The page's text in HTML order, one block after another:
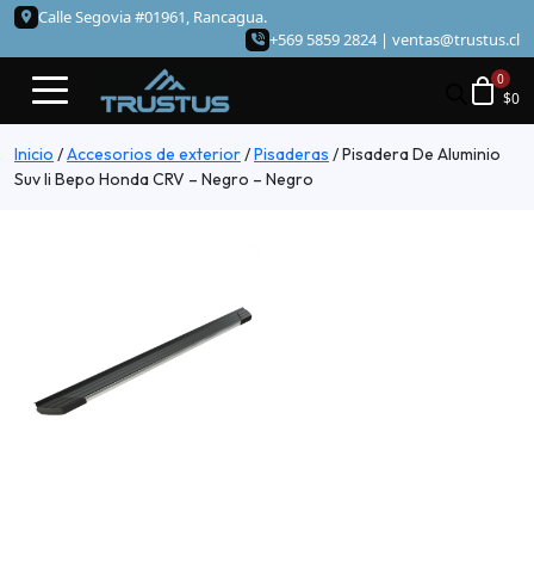
Calle Segovia #01961, Rancagua.
+569 5859 2824 | ventas@trustus.cl
$0
Inicio /Accesorios de exterior/Pisaderas /Pisadera De Aluminio
Suv Ii Bepo Honda CRV – Negro – Negro